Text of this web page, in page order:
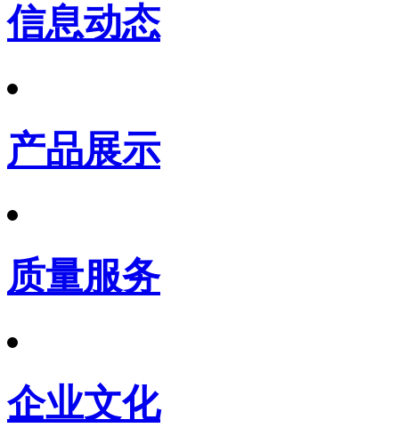
信息动态
产品展示
质量服务
企业文化